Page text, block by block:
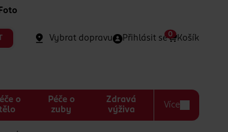
Vybrat dopravu Přihlásit se Košík
0
o
Péče o
zuby
Zdravá
výživa
Více